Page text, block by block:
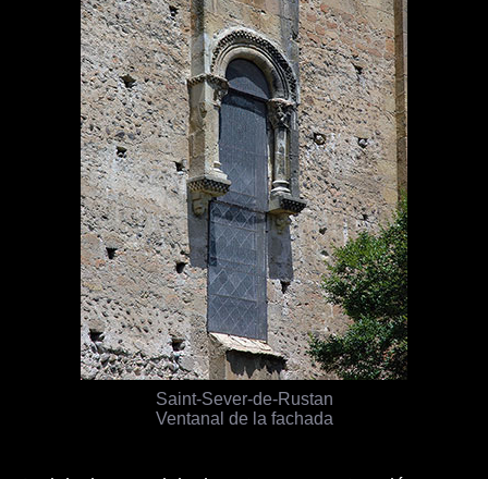
Saint-Sever-de-Rustan
Ventanal de la fachada